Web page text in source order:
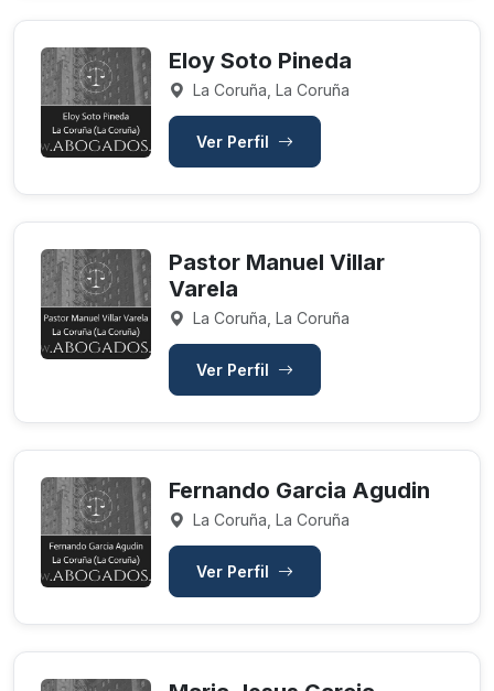
Eloy Soto Pineda
La Coruña, La Coruña
Ver Perfil
Pastor Manuel Villar
Varela
La Coruña, La Coruña
Ver Perfil
Fernando Garcia Agudin
La Coruña, La Coruña
Ver Perfil